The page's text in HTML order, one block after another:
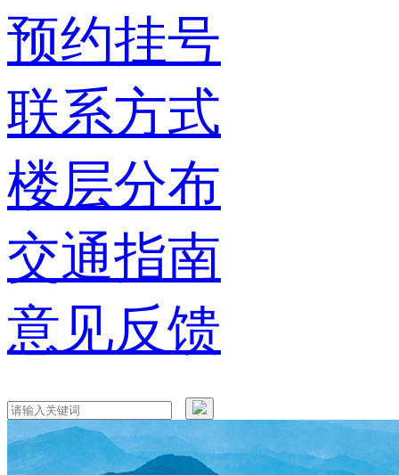
预约挂号
联系方式
楼层分布
交通指南
意见反馈